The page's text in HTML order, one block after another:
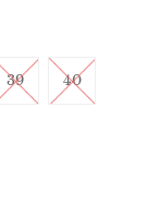
39 40